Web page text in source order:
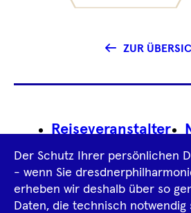
ZUR
Reiseveranstalter
Der Schutz Ihrer persönlichen
- wenn Sie
erheben wir deshalb über so
Daten, die technisch notwendig